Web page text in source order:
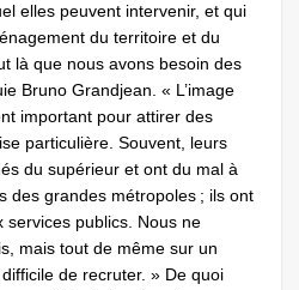
elles peuvent intervenir, et qui
du territoire et du
là que nous avons besoin des
Bruno Grandjean. « L’image
important pour attirer des
particulière. Souvent, leurs
du supérieur et ont du mal à
des grandes métropoles ; ils ont
services publics. Nous ne
mais tout de même sur un
de recruter. » De quoi